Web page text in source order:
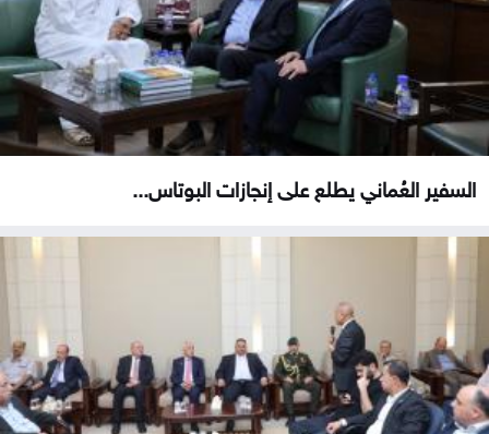
السفير العُماني يطلع على إنجازات البوتاس...